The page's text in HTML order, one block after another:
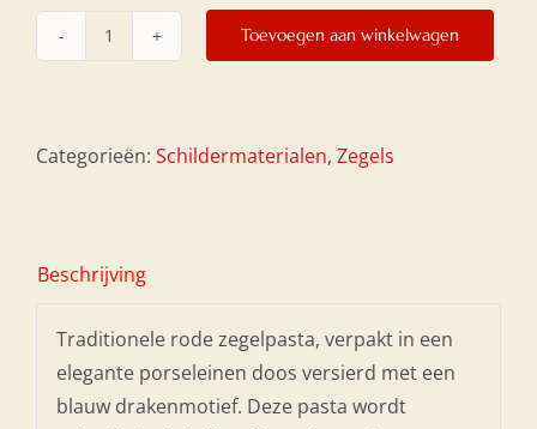
Rode
Toevoegen aan winkelwagen
Categorieën: Schildermaterialen, Zegels
Beschrijving
Traditionele rode zegelpasta, verpakt in een
elegante porseleinen doos versierd met een
blauw drakenmotief. Deze pasta wordt